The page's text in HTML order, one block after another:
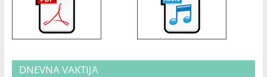
DNEVNA VAKTIJA